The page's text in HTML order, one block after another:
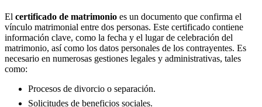
El certificado de matrimonio es un documento que confirma el
vínculo matrimonial entre dos personas. Este certificado contiene
información clave, como la fecha y el lugar de celebración del
matrimonio, así como los datos personales de los contrayentes. Es
necesario en numerosas gestiones legales y administrativas, tales
como:
Procesos de divorcio o separación.
Solicitudes de beneficios sociales.